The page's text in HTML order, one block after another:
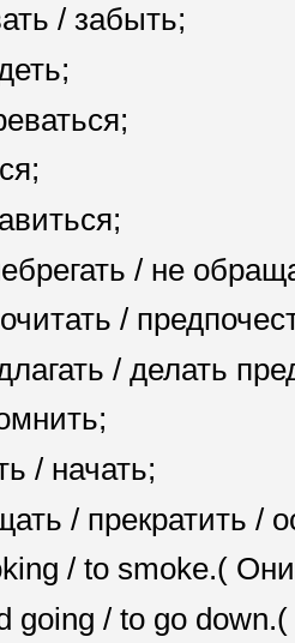
/ забыть;
/ не
/
/ делать
/ начать;
/ прекратить /
/ to smoke.(
going / to go